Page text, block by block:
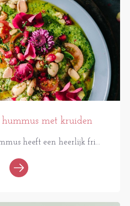
met kruiden
heeft een heerlijk fri...